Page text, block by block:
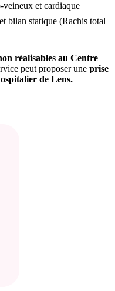
et cardiaque
bilan statique (Rachis total
réalisables au Centre
peut proposer une prise
de Lens.